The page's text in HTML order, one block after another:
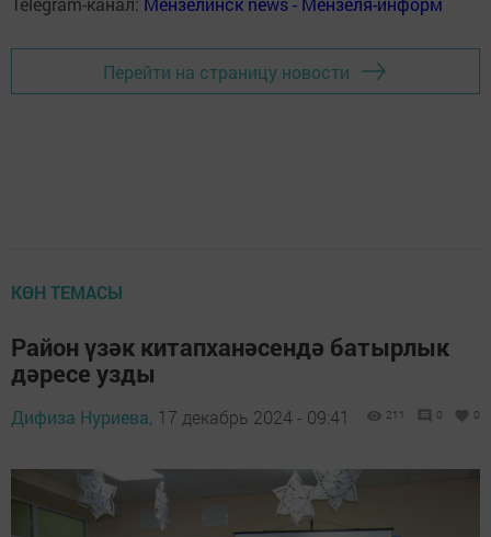
Перейти на страницу новости
КӨН ТЕМАСЫ
Район үзәк китапханәсендә батырлык
дәресе узды
Дифиза Нуриева, 17 декабрь 2024 - 09:41 211 0 0